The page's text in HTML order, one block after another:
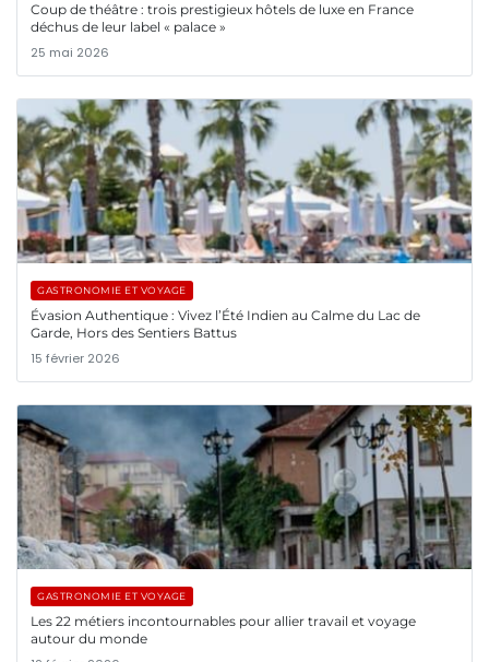
Coup de théâtre : trois prestigieux hôtels de luxe en France
déchus de leur label « palace »
25 mai 2026
GASTRONOMIE ET VOYAGE
Évasion Authentique : Vivez l’Été Indien au Calme du Lac de
Garde, Hors des Sentiers Battus
15 février 2026
GASTRONOMIE ET VOYAGE
Les 22 métiers incontournables pour allier travail et voyage
autour du monde